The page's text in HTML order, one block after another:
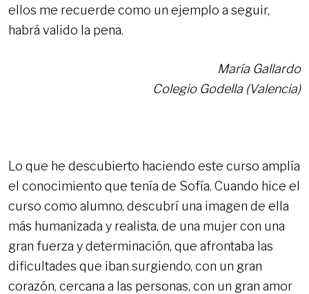
ellos me recuerde como un ejemplo a seguir,
habrá valido la pena.
María Gallardo
Colegio Godella (Valencia)
Lo que he descubierto haciendo este curso amplía
el conocimiento que tenía de Sofía. Cuando hice el
curso como alumno, descubrí una imagen de ella
más humanizada y realista, de una mujer con una
gran fuerza y determinación, que afrontaba las
dificultades que iban surgiendo, con un gran
corazón, cercana a las personas, con un gran amor